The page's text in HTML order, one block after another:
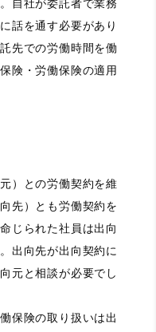
自社が委託者で業務
話を通す必要があり
先での労働時間を働
険・労働保険の適用
）との労働契約を維
先）とも労働契約を
じられた社員は出向
出向先が出向契約に
元と相談が必要でし
保険の取り扱いは出